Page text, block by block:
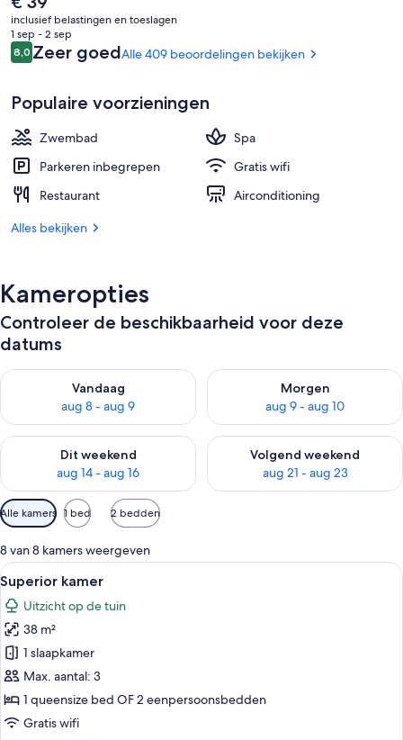
Villa, 1 slaapkamer (Pool) |
huidige
prijs
is
€ 39
inclusief belastingen en toeslagen
1 sep - 2 sep
Beoordelingen
8,08,0 op 10 –
Zeer goedAlle 409 beoordelingen bekijken
Populaire voorzieningen
Zwembad
Spa
Parkeren inbegrepen
Gratis wifi
Restaurant
Airconditioning
Alles bekijken
Kameropties
Controleer de beschikbaarheid voor deze
datums
Vandaag
aug 8 - aug 9
De beschikbaarheid controleren voor vanavond aug 8 - aug 9
Morgen
aug 9 - aug 10
De beschikbaarheid
Dit weekend
aug 14 - aug 16
De beschikbaarheid controleren voor dit weekend aug 14 -
Volgend weekend
aug 21 - aug 23
De beschikbaarheid
Beschikbare
filters
voor
kamers
Alle kamers 1 bed 2 bedden
8 van 8 kamers weergeven
Alle
foto's
voor
Superior
kamer
laden
Een hotelkamer met een groot bed,
11
Superior kamer
Uitzicht op de tuin
38 m²
1 slaapkamer
Max. aantal: 3
1 queensize bed OF 2 eenpersoonsbedden
Gratis wifi